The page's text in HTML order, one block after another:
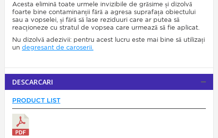
Acesta elimină toate urmele invizibile de grăsime și dizolvă
foarte bine contaminanții fără a agresa suprafața obiectului
sau a vopselei, și fără să lase reziduuri care ar putea să
reacționeze cu stratul de vopsea care urmează să fie aplicat.
Nu dizolvă adezivii: pentru acest lucru este mai bine să utilizați
un degresant de caroserii.
DESCARCARI
PRODUCT LIST